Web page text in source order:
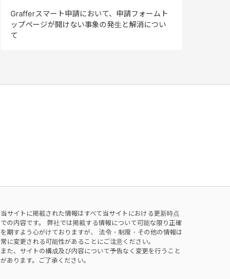
Grafferスマート申請において、申請フォームト
ップページが開けない事象の発生と解消につい
て
当サイトに掲載された情報はすべて当サイトにおける更新時点
での内容です。 弊社では掲載する情報について可能な限り正確
を期すよう心がけておりますが、 法令・制度・その他の情報は
常に変更される可能性があることにご注意ください。
また、サイトの構成及び内容について予告なく変更を行うこと
があります。ご了承ください。